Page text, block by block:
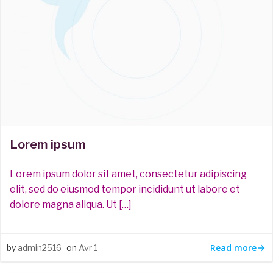
Lorem ipsum
Lorem ipsum dolor sit amet, consectetur adipiscing
elit, sed do eiusmod tempor incididunt ut labore et
dolore magna aliqua. Ut […]
by admin2516 on Avr 1 Read more